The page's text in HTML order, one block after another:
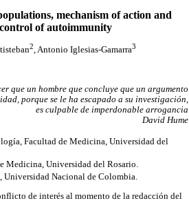
mechanism of action and
of autoimmunity
2, Antonio Iglesias-Gamarra3
que un hombre que concluye que un argumento
porque se le ha escapado a su investigación,
es culpable de imperdonable arrogancia
David Hume
Facultad de Medicina, Universidad del
Medicina, Universidad del Rosario.
Universidad Nacional de Colombia.
de interés al momento de la redacción del